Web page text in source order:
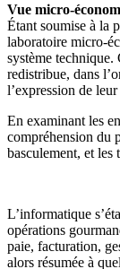
Vue micro-
Étant soumise à la
laboratoire micro-
système
redistribue, dans
l’expression de
En examinant les
compréhension du
basculement, et les
L’informatique
opérations
paie, facturation,
alors résumée à